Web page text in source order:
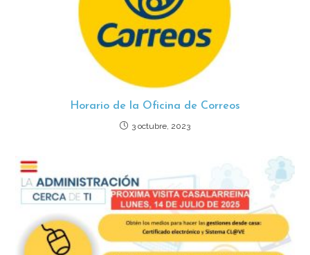
Horario de la Oficina de Correos
3 octubre, 2023